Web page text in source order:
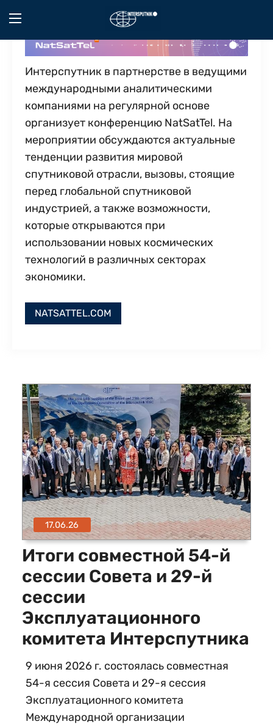
Player
Интерспутник в партнерстве в ведущими
международными аналитическими
компаниями на регулярной основе
организует конференцию NatSatTel. На
мероприятии обсуждаются актуальные
тенденции развития мировой
спутниковой отрасли, вызовы, стоящие
перед глобальной спутниковой
индустрией, а также возможности,
которые открываются при
использовании новых космических
технологий в различных секторах
экономики.
NATSATTEL.COM
17.06.26
Итоги совместной 54-й
сессии Совета и 29-й
сессии
Эксплуатационного
комитета Интерспутника
9 июня 2026 г. состоялась совместная
54-я сессия Совета и 29-я сессия
Эксплуатационного комитета
Международной организации